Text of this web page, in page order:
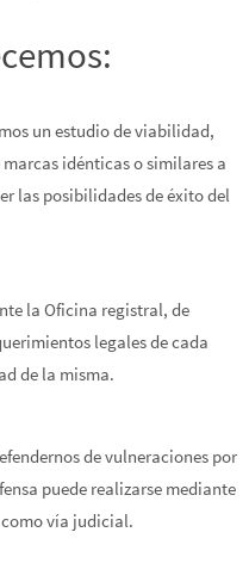
un estudio de viabilidad,
idénticas o similares a
las posibilidades de éxito del
la Oficina registral, de
legales de cada
de la misma.
de vulneraciones por
puede realizarse mediante
vía judicial.